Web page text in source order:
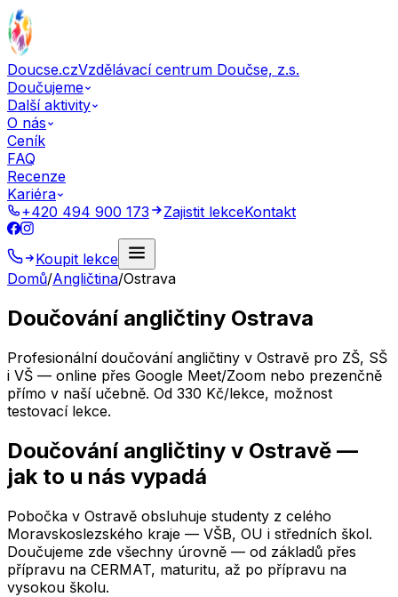
Doucse.czVzdělávací centrum Doučse, z.s.
Doučujeme
Další aktivity
O nás
Ceník
FAQ
Recenze
Kariéra
+420 494 900 173
Zajistit lekceKontakt
Koupit lekce
Domů/Angličtina/Ostrava
Doučování angličtiny Ostrava
Profesionální doučování angličtiny v Ostravě pro ZŠ, SŠ
i VŠ — online přes Google Meet/Zoom nebo prezenčně
přímo v naší učebně. Od 330 Kč/lekce, možnost
testovací lekce.
Doučování angličtiny v Ostravě —
jak to u nás vypadá
Pobočka v Ostravě obsluhuje studenty z celého
Moravskoslezského kraje — VŠB, OU i středních škol.
Doučujeme zde všechny úrovně — od základů přes
přípravu na CERMAT, maturitu, až po přípravu na
vysokou školu.